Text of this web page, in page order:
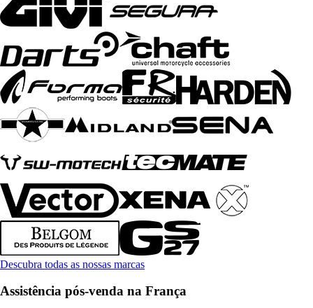
Descubra todas as nossas marcas
Assistência pós-venda na França